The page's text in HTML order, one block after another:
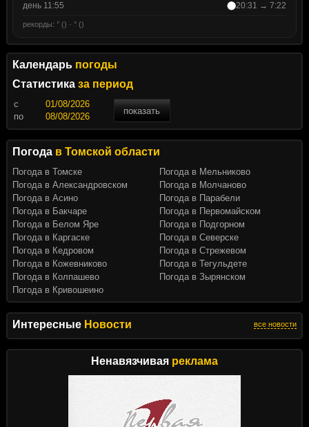
Интересные Новости все новости
Ненавязчивая реклама
день 11:55
20:31 → 7:22
рекорды: ° () · ° ()
Календарь погоды
Статистика за период
c
показать
по
Погода в Томской области
Погода в Томске
Погода в Александровском
Погода в Асино
Погода в Бакчаре
Погода в Белом Яре
Погода в Каргаске
Погода в Кедровом
Погода в Кожевниково
Погода в Колпашево
Погода в Кривошеино
Погода в Мельниково
Погода в Молчаново
Погода в Парабели
Погода в Первомайском
Погода в Подгорном
Погода в Северске
Погода в Стрежевом
Погода в Тегульдете
Погода в Зырянском